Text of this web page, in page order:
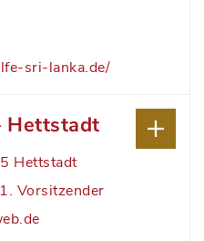
sri-lanka.de/
Hettstadt
Hettstadt
Vorsitzender